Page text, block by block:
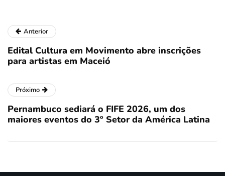
Anterior
Edital Cultura em Movimento abre inscrições
para artistas em Maceió
Próximo
Pernambuco sediará o FIFE 2026, um dos
maiores eventos do 3º Setor da América Latina